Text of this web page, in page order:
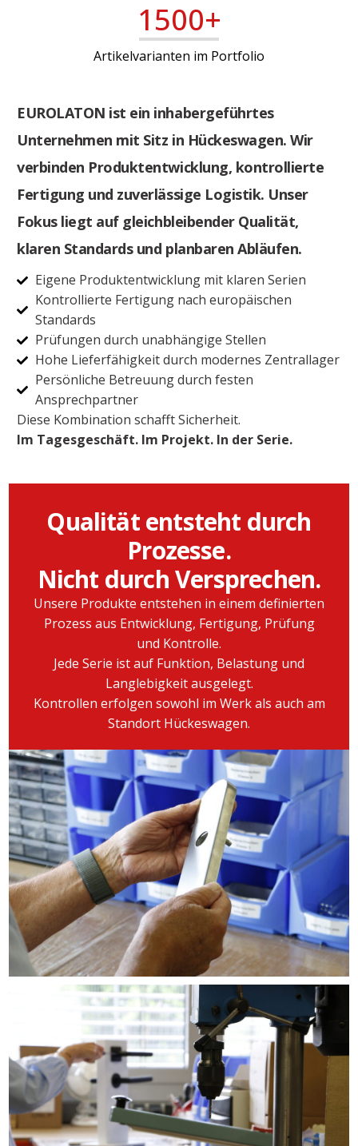
1500+
Artikelvarianten im Portfolio
EUROLATON ist ein inhabergeführtes
Unternehmen mit Sitz in Hückeswagen. Wir
verbinden Produktentwicklung, kontrollierte
Fertigung und zuverlässige Logistik. Unser
Fokus liegt auf gleichbleibender Qualität,
klaren Standards und planbaren Abläufen.
Eigene Produktentwicklung mit klaren Serien
Kontrollierte Fertigung nach europäischen
Standards
Prüfungen durch unabhängige Stellen
Hohe Lieferfähigkeit durch modernes Zentrallager
Persönliche Betreuung durch festen
Ansprechpartner
Diese Kombination schafft Sicherheit.
Im Tagesgeschäft. Im Projekt. In der Serie.
Qualität entsteht durch
Prozesse.
Nicht durch Versprechen.
Unsere Produkte entstehen in einem definierten
Prozess aus Entwicklung, Fertigung, Prüfung
und Kontrolle.
Jede Serie ist auf Funktion, Belastung und
Langlebigkeit ausgelegt.
Kontrollen erfolgen sowohl im Werk als auch am
Standort Hückeswagen.